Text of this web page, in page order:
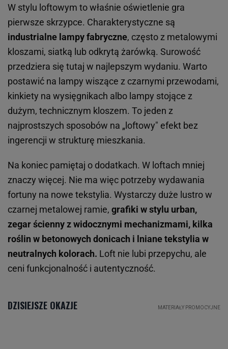
W stylu loftowym to właśnie oświetlenie gra
pierwsze skrzypce. Charakterystyczne są
industrialne lampy fabryczne, często z metalowymi
kloszami, siatką lub odkrytą żarówką. Surowość
przedziera się tutaj w najlepszym wydaniu. Warto
postawić na lampy wiszące z czarnymi przewodami,
kinkiety na wysięgnikach albo lampy stojące z
dużym, technicznym kloszem. To jeden z
najprostszych sposobów na „loftowy" efekt bez
ingerencji w strukturę mieszkania.
Na koniec pamiętaj o dodatkach. W loftach mniej
znaczy więcej. Nie ma więc potrzeby wydawania
fortuny na nowe tekstylia. Wystarczy duże lustro w
czarnej metalowej ramie, grafiki w stylu urban,
zegar ścienny z widocznymi mechanizmami, kilka
roślin w betonowych donicach i lniane tekstylia w
neutralnych kolorach. Loft nie lubi przepychu, ale
ceni funkcjonalność i autentyczność.